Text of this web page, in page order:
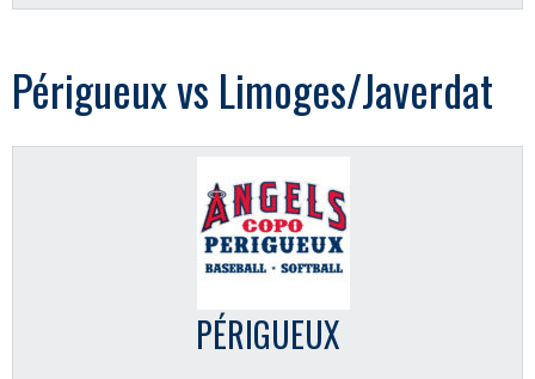
Périgueux vs Limoges/Javerdat
PÉRIGUEUX